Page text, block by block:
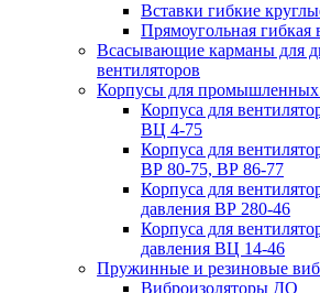
Вставки гибкие
Прямоугольная гибкая
Всасывающие карманы для
вентиляторов
Корпусы для промышленных
Корпуса для
ВЦ 4-75
Корпуса для
ВР 80-75, ВР 86-77
Корпуса для
давления ВР 280-46
Корпуса для
давления ВЦ 14-46
Пружинные и резиновые
Виброизоляторы ДО